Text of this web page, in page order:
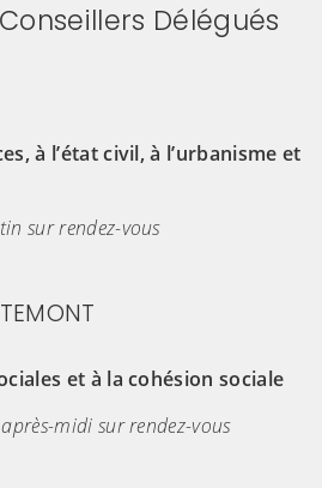
Délégués
à l’état civil, à l’urbanisme et
sur rendez-vous
et à la cohésion sociale
midi sur rendez-vous